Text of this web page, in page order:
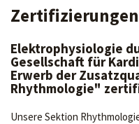
Zertifizierungen
Elektrophysiologie
Gesellschaft für
Erwerb der
Rhythmologie"
Unsere Sektion